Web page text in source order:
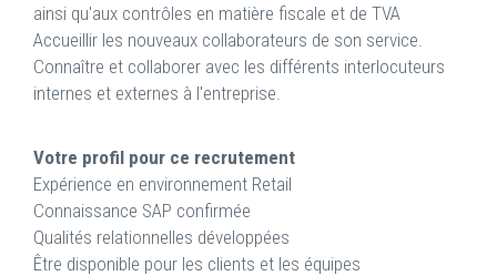
ainsi qu'aux contrôles en matière fiscale et de TVA
Accueillir les nouveaux collaborateurs de son service.
Connaître et collaborer avec les différents interlocuteurs
internes et externes à l'entreprise.
Votre profil pour ce recrutement
Expérience en environnement Retail
Connaissance SAP confirmée
Qualités relationnelles développées
Être disponible pour les clients et les équipes